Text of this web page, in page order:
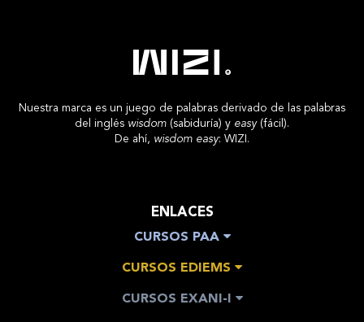
Nuestra marca es un juego de palabras derivado de las palabras
del inglés wisdom (sabiduría) y easy(fácil).
De ahí, wisdom easy: WIZI.
ENLACES
CURSOS PAA
CURSOS EDIEMS
CURSOS EXANI-I